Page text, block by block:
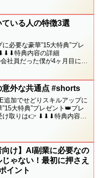
ン不要・スマホでできる✔
経...
ている人の特徴3選
必要な豪華”15大特典”プレ
特典内容の詳細
社員だった僕が4ヶ月目に月
意外な共通点 #shorts
追加でせどりスキルアップに
大特典”プレゼント👑プレ
け取りは👉 ⬇︎⬇︎⬇︎特典内容の
法〜✅［2］メルカリ在...
向け】AI副業に必要なの
ゃない！最初に押さえ
イント